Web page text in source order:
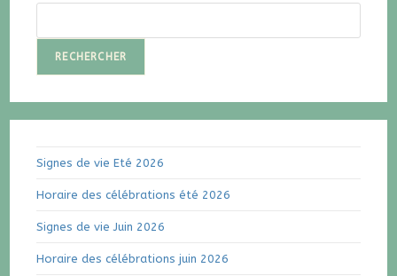
RECHERCHER
Signes de vie Eté 2026
Horaire des célébrations été 2026
Signes de vie Juin 2026
Horaire des célébrations juin 2026